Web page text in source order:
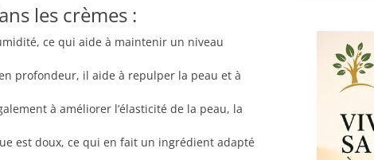
les crèmes :
ce qui aide à maintenir un niveau
profondeur, il aide à repulper la peau et à
à améliorer l’élasticité de la peau, la
est doux, ce qui en fait un ingrédient adapté